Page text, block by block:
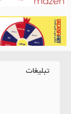
تبلیغات